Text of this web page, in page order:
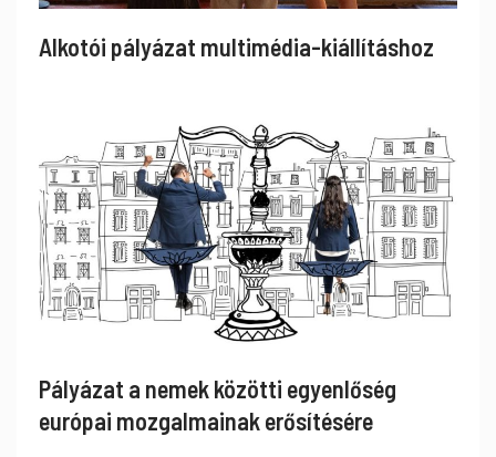
Alkotói pályázat multimédia-kiállításhoz
Pályázat a nemek közötti egyenlőség
európai mozgalmainak erősítésére